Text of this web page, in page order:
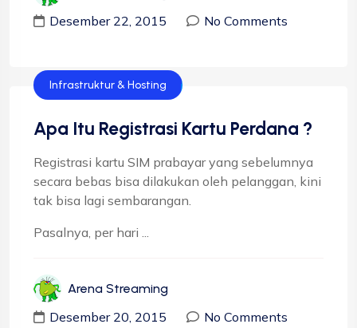
Desember 22, 2015 No Comments
Infrastruktur & Hosting
Apa Itu Registrasi Kartu Perdana ?
Registrasi kartu SIM prabayar yang sebelumnya
secara bebas bisa dilakukan oleh pelanggan, kini
tak bisa lagi sembarangan.
Pasalnya, per hari ...
Arena Streaming
Desember 20, 2015 No Comments